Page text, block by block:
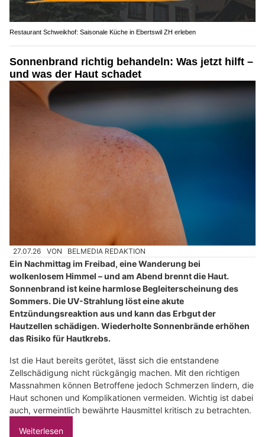
Restaurant Schweikhof: Saisonale Küche in Ebertswil ZH erleben
Sonnenbrand richtig behandeln: Was jetzt hilft –
und was der Haut schadet
27.07.26 VON BELMEDIA REDAKTION
Ein Nachmittag im Freibad, eine Wanderung bei
wolkenlosem Himmel – und am Abend brennt die Haut.
Sonnenbrand ist keine harmlose Begleiterscheinung des
Sommers. Die UV-Strahlung löst eine akute
Entzündungsreaktion aus und kann das Erbgut der
Hautzellen schädigen. Wiederholte Sonnenbrände erhöhen
das Risiko für Hautkrebs.
Ist die Haut bereits gerötet, lässt sich die entstandene
Zellschädigung nicht rückgängig machen. Mit den richtigen
Massnahmen können Betroffene jedoch Schmerzen lindern, die
Haut schonen und Komplikationen vermeiden. Wichtig ist dabei
auch, vermeintlich bewährte Hausmittel kritisch zu betrachten.
Weiterlesen